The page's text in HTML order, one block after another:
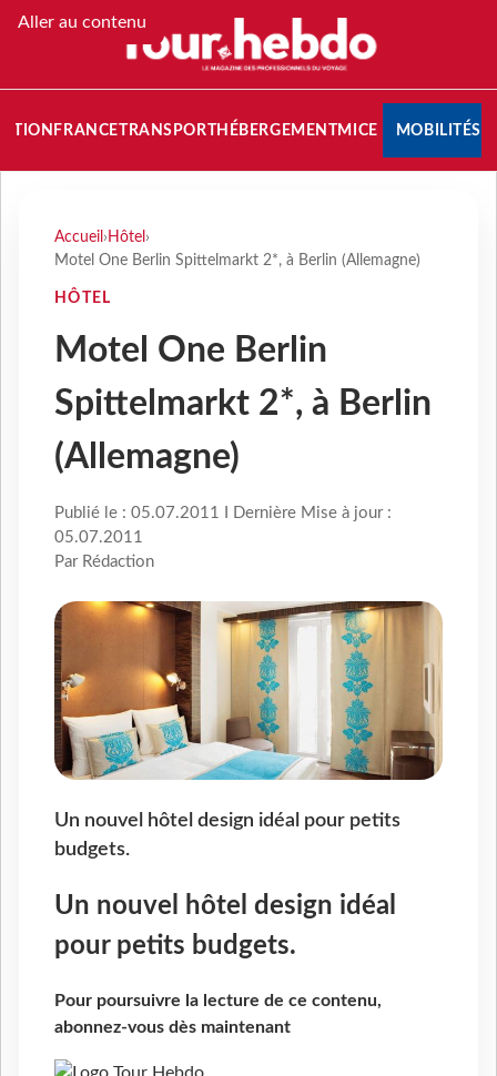
Aller au contenu
FRANCETRANSPORT HÉBERGEMENTMICE MOBILITÉS
Accueil › Hôtel ›
Motel One Berlin Spittelmarkt 2*, à Berlin (Allemagne)
HÔTEL
Motel One Berlin
Spittelmarkt 2*, à Berlin
(Allemagne)
Publié le : 05.07.2011 I Dernière Mise à jour :
05.07.2011
Par Rédaction
Un nouvel hôtel design idéal pour petits
budgets.
Un nouvel hôtel design idéal
pour petits budgets.
Pour poursuivre la lecture de ce contenu,
abonnez-vous dès maintenant